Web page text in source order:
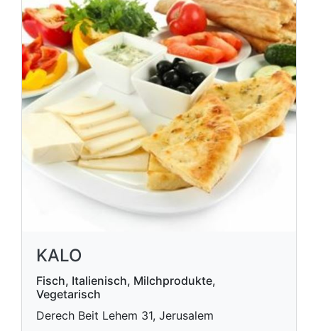
KALO
Fisch, Italienisch, Milchprodukte,
Vegetarisch
Derech Beit Lehem 31, Jerusalem